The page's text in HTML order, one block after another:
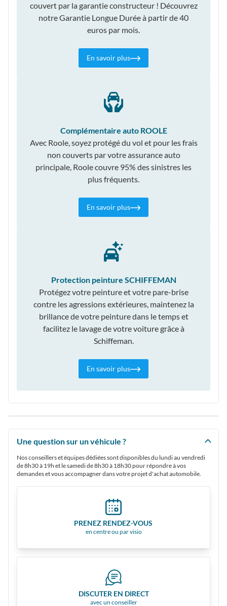
couvert par la garantie constructeur ! Découvrez
notre Garantie Longue Durée à partir de 40
euros par mois.
En savoir plus
Complémentaire auto ROOLE
Avec Roole, soyez protégé du vol et pour les frais
non couverts par votre assurance auto
principale, Roole couvre 95% des sinistres les
plus fréquents.
En savoir plus
Protection peinture SCHIFFEMAN
Protégez votre peinture et votre pare-brise
contre les agressions extérieures, maintenez la
brillance de votre peinture dans le temps et
facilitez le lavage de votre voiture grâce à
Schiffeman.
En savoir plus
Une question sur un véhicule ?
Nos conseillers et équipes dédiées sont disponibles du lundi au vendredi
de 8h30 à 19h et le samedi de 8h30 à 18h30 pour répondre à vos
demandes et vous accompagner dans votre projet d'achat automobile.
PRENEZ RENDEZ-VOUS
en centre ou par visio
DISCUTER EN DIRECT
avec un conseiller